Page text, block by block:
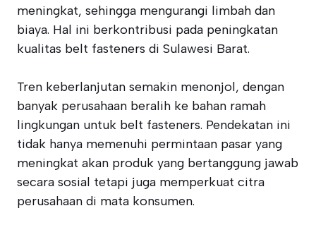
meningkat, sehingga mengurangi limbah dan
biaya. Hal ini berkontribusi pada peningkatan
kualitas belt fasteners di Sulawesi Barat.
Tren keberlanjutan semakin menonjol, dengan
banyak perusahaan beralih ke bahan ramah
lingkungan untuk belt fasteners. Pendekatan ini
tidak hanya memenuhi permintaan pasar yang
meningkat akan produk yang bertanggung jawab
secara sosial tetapi juga memperkuat citra
perusahaan di mata konsumen.